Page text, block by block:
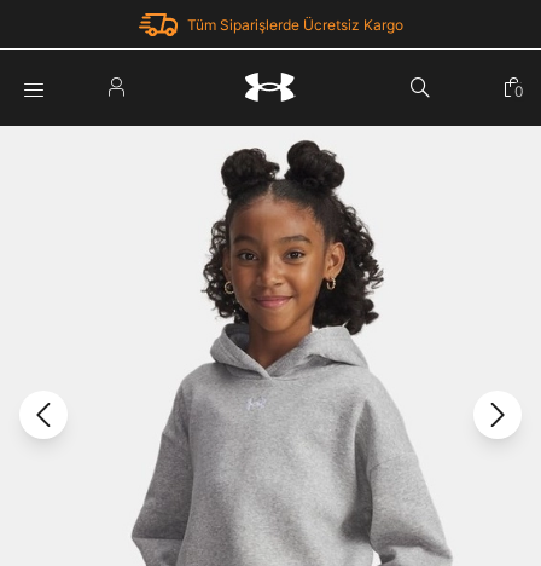
Tüm Siparişlerde Ücretsiz Kargo
Giriş Yap
Under Armour'da yeni misiniz? Kayıt Ol
Üye Olmadan Devam Et
0
Parola Yenileme
Parolayı Yenile
Giriş Sayfasına Dön
Zaten hesabın var mı? Giriş yap